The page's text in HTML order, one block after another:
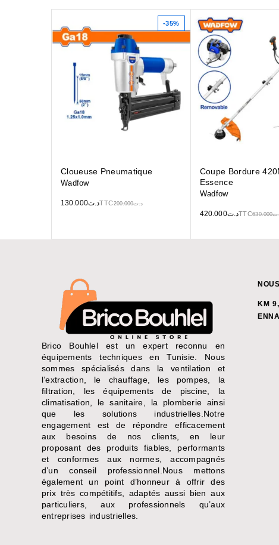
-35%
Cloueuse Pneumatique
Wadfow
د.ت200.000 د.ت130.000 TTC
Coupe Bordure
Essence
Wadfow
630.000 د.ت420.000 TTC
Brico Bouhlel est un expert reconnu en
équipements techniques en Tunisie. Nous
sommes spécialisés dans la ventilation et
l’extraction, le chauffage, les pompes, la
filtration, les équipements de piscine, la
climatisation, le sanitaire, la plomberie ainsi
que les solutions industrielles.Notre
engagement est de répondre efficacement
aux besoins de nos clients, en leur
proposant des produits fiables, performants
et conformes aux normes, accompagnés
d’un conseil professionnel.Nous mettons
également un point d’honneur à offrir des
prix très compétitifs, adaptés aussi bien aux
particuliers, aux professionnels qu’aux
entreprises industrielles.
KM